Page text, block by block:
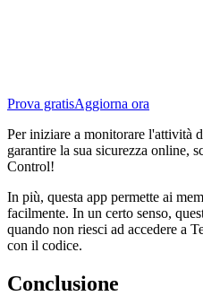
Prova gratisAggiorna ora
Per iniziare a monitorare l'attività
garantire la sua sicurezza online,
Control!
In più, questa app permette ai
facilmente. In un certo senso,
quando non riesci ad accedere a
con il codice.
Conclusione